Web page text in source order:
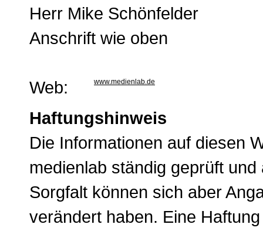
Herr Mike Schönfelder
Anschrift wie oben
Web: www.medienlab.de
Haftungshinweis
Die Informationen auf diesen
medienlab ständig geprüft
Sorgfalt können sich aber
verändert haben. Eine